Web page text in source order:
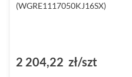
(WGRE1117050KJ16SX)
2 204,22 zł/szt